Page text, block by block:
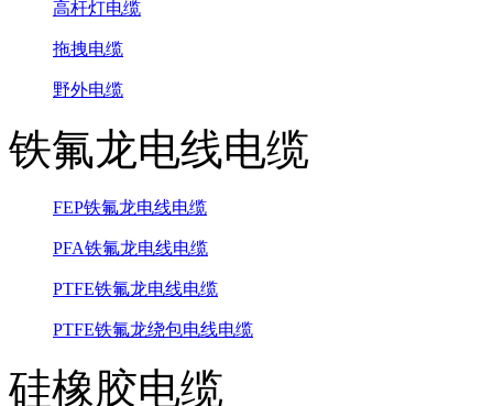
高杆灯电缆
拖拽电缆
野外电缆
铁氟龙电线电缆
FEP铁氟龙电线电缆
PFA铁氟龙电线电缆
PTFE铁氟龙电线电缆
PTFE铁氟龙绕包电线电缆
硅橡胶电缆